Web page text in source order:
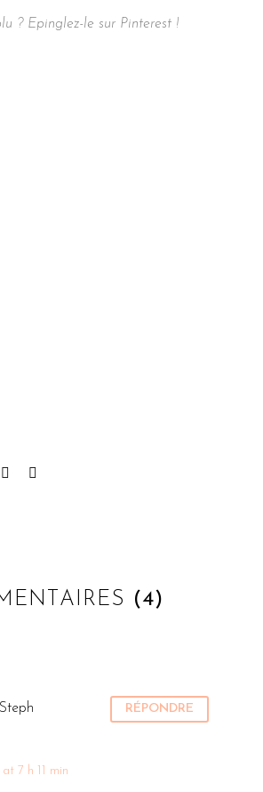
? Epinglez-le sur Pinterest !
(4)
Steph
7 h 11 min
RÉPONDRE